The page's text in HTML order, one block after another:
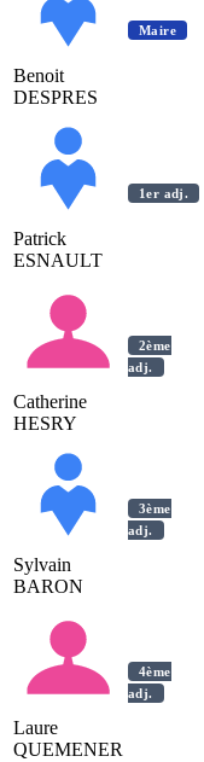
Benoit
DESPRES
Maire
Patrick
ESNAULT
1er adj.
Catherine
HESRY
2ème
adj.
Sylvain
BARON
3ème
adj.
Laure
QUEMENER
4ème
adj.